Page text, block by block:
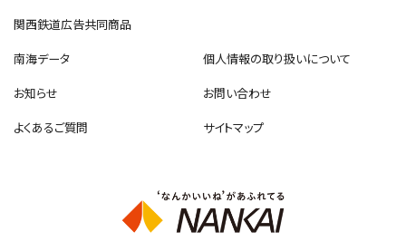
関西鉄道広告共同商品
南海データ
個人情報の取り扱いについて
お知らせ
お問い合わせ
よくあるご質問
サイトマップ